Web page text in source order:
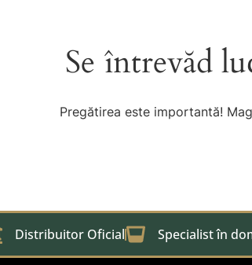
Se întrevăd
Pregătirea este importantă!
Distribuitor Oficial Specialist în